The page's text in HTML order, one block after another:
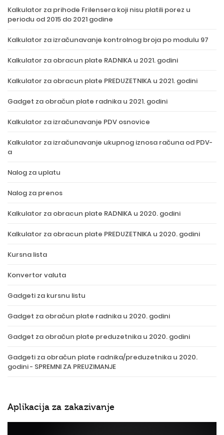
Kalkulator za prihode Frilensera koji nisu platili porez u
periodu od 2015 do 2021 godine
Kalkulator za izračunavanje kontrolnog broja po modulu 97
Kalkulator za obracun plate RADNIKA u 2021. godini
Kalkulator za obracun plate PREDUZETNIKA u 2021. godini
Gadget za obračun plate radnika u 2021. godini
Kalkulator za izračunavanje PDV osnovice
Kalkulator za izračunavanje ukupnog iznosa računa od PDV-
a
Nalog za uplatu
Nalog za prenos
Kalkulator za obracun plate RADNIKA u 2020. godini
Kalkulator za obracun plate PREDUZETNIKA u 2020. godini
Kursna lista
Konvertor valuta
Gadgeti za kursnu listu
Gadget za obračun plate radnika u 2020. godini
Gadget za obračun plate preduzetnika u 2020. godini
Gadgeti za obračun plate radnika/preduzetnika u 2020.
godini - SPREMNI ZA PREUZIMANJE
Aplikacija za zakazivanje